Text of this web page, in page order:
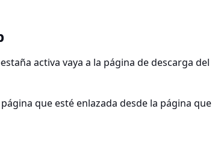
activa vaya a la página de descarga del
que esté enlazada desde la página que